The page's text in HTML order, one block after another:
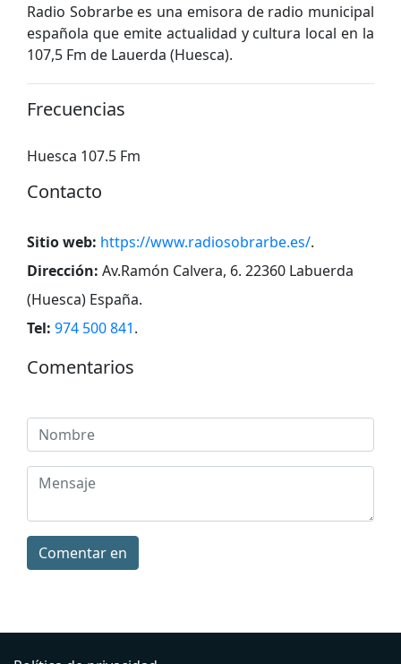
Radio Sobrarbe es una emisora ​​de radio municipal
española que emite actualidad y cultura local en la
107,5 Fm de Lauerda (Huesca).
Frecuencias
Huesca 107.5 Fm
Contacto
Sitio web: https://www.radiosobrarbe.es/.
Dirección: Av.Ramón Calvera, 6. 22360 Labuerda
(Huesca) España.
Tel: 974 500 841.
Comentarios
Comentar en